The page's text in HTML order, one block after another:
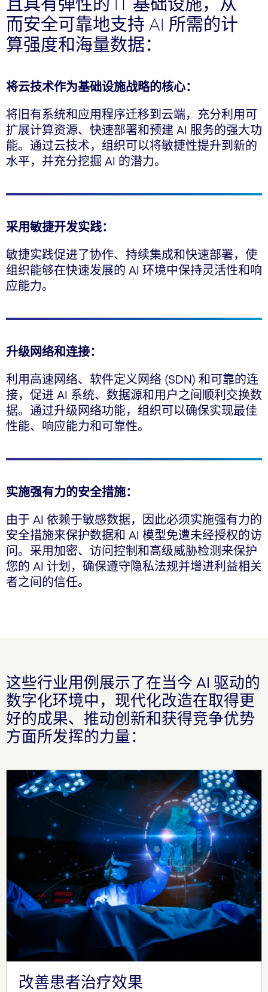
而安全可靠地支持 AI 所需的计
算强度和海量数据：
将云技术作为基础设施战略的核心：
将旧有系统和应用程序迁移到云端，充分利用可
扩展计算资源、快速部署和预建 AI 服务的强大功
能。通过云技术，组织可以将敏捷性提升到新的
水平，并充分挖掘 AI 的潜力。
采用敏捷开发实践：
敏捷实践促进了协作、持续集成和快速部署，使
组织能够在快速发展的 AI 环境中保持灵活性和响
应能力。
升级网络和连接：
利用高速网络、软件定义网络 (SDN) 和可靠的连
接，促进 AI 系统、数据源和用户之间顺利交换数
据。通过升级网络功能，组织可以确保实现最佳
性能、响应能力和可靠性。
实施强有力的安全措施：
由于 AI 依赖于敏感数据，因此必须实施强有力的
安全措施来保护数据和 AI 模型免遭未经授权的访
问。采用加密、访问控制和高级威胁检测来保护
您的 AI 计划，确保遵守隐私法规并增进利益相关
者之间的信任。
这些行业用例展示了在当今 AI 驱动的
数字化环境中，现代化改造在取得更
好的成果、推动创新和获得竞争优势
方面所发挥的力量：
改善患者治疗效果